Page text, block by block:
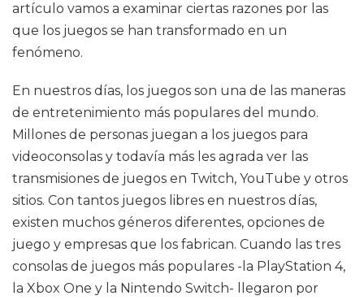
artículo vamos a examinar ciertas razones por las
que los juegos se han transformado en un
fenómeno.
En nuestros días, los juegos son una de las maneras
de entretenimiento más populares del mundo.
Millones de personas juegan a los juegos para
videoconsolas y todavía más les agrada ver las
transmisiones de juegos en Twitch, YouTube y otros
sitios. Con tantos juegos libres en nuestros días,
existen muchos géneros diferentes, opciones de
juego y empresas que los fabrican. Cuando las tres
consolas de juegos más populares -la PlayStation 4,
la Xbox One y la Nintendo Switch- llegaron por